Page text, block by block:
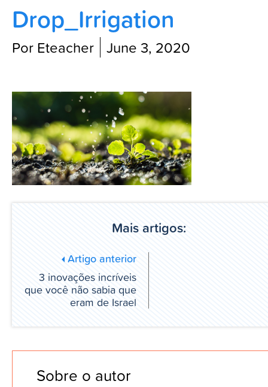
Blog
Drop_Irrigation
Por Eteacher June 3, 2020
Mais artigos:
Artigo anterior
3 inovações incríveis
que você não sabia que
eram de Israel
Sobre o autor